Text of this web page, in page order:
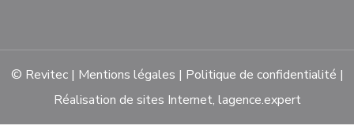
© Revitec | Mentions légales | Politique de confidentialité |
Réalisation de sites Internet, lagence.expert